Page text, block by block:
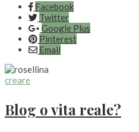
Facebook
Twitter
Google Plus
Pinterest
Email
creare
Blog o vita reale?